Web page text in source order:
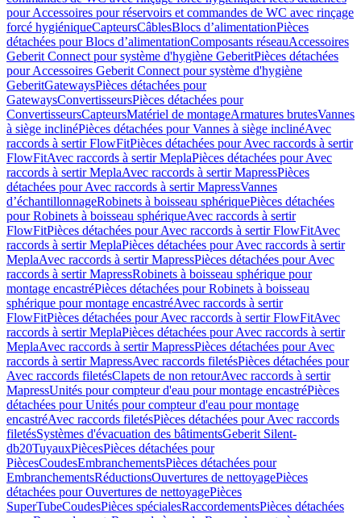
pour Accessoires pour réservoirs et commandes de WC avec rinçage
forcé hygiéniqueCapteursCâblesBlocs d’alimentationPièces
détachées pour Blocs d’alimentationComposants réseauAccessoires
Geberit Connect pour système d'hygiène GeberitPièces détachées
pour Accessoires Geberit Connect pour système d'hygiène
GeberitGatewaysPièces détachées pour
GatewaysConvertisseursPièces détachées pour
ConvertisseursCapteursMatériel de montageArmatures brutesVannes
à siège inclinéPièces détachées pour Vannes à siège inclinéAvec
raccords à sertir FlowFitPièces détachées pour Avec raccords à sertir
FlowFitAvec raccords à sertir MeplaPièces détachées pour Avec
raccords à sertir MeplaAvec raccords à sertir MapressPièces
détachées pour Avec raccords à sertir MapressVannes
d’échantillonnageRobinets à boisseau sphériquePièces détachées
pour Robinets à boisseau sphériqueAvec raccords à sertir
FlowFitPièces détachées pour Avec raccords à sertir FlowFitAvec
raccords à sertir MeplaPièces détachées pour Avec raccords à sertir
MeplaAvec raccords à sertir MapressPièces détachées pour Avec
raccords à sertir MapressRobinets à boisseau sphérique pour
montage encastréPièces détachées pour Robinets à boisseau
sphérique pour montage encastréAvec raccords à sertir
FlowFitPièces détachées pour Avec raccords à sertir FlowFitAvec
raccords à sertir MeplaPièces détachées pour Avec raccords à sertir
MeplaAvec raccords à sertir MapressPièces détachées pour Avec
raccords à sertir MapressAvec raccords filetésPièces détachées pour
Avec raccords filetésClapets de non retourAvec raccords à sertir
MapressUnités pour compteur d'eau pour montage encastréPièces
détachées pour Unités pour compteur d'eau pour montage
encastréAvec raccords filetésPièces détachées pour Avec raccords
filetésSystèmes d'évacuation des bâtimentsGeberit Silent-
db20TuyauxPiècesPièces détachées pour
PiècesCoudesEmbranchementsPièces détachées pour
EmbranchementsRéductionsOuvertures de nettoyagePièces
détachées pour Ouvertures de nettoyagePièces
SuperTubeCoudesPièces spécialesRaccordementsPièces détachées